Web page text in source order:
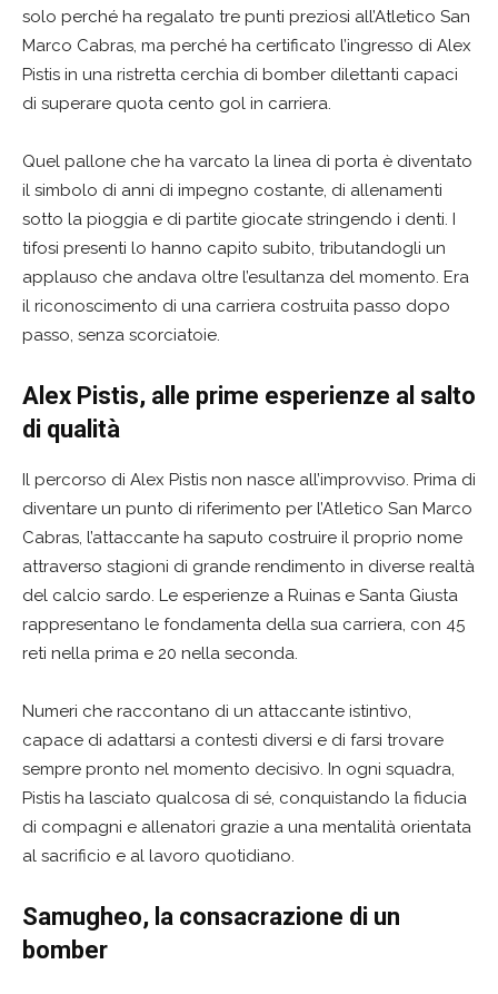
solo perché ha regalato tre punti preziosi all’Atletico San
Marco Cabras, ma perché ha certificato l’ingresso di Alex
Pistis in una ristretta cerchia di bomber dilettanti capaci
di superare quota cento gol in carriera.
Quel pallone che ha varcato la linea di porta è diventato
il simbolo di anni di impegno costante, di allenamenti
sotto la pioggia e di partite giocate stringendo i denti. I
tifosi presenti lo hanno capito subito, tributandogli un
applauso che andava oltre l’esultanza del momento. Era
il riconoscimento di una carriera costruita passo dopo
passo, senza scorciatoie.
Alex Pistis, alle prime esperienze al salto
di qualità
Il percorso di Alex Pistis non nasce all’improvviso. Prima di
diventare un punto di riferimento per l’Atletico San Marco
Cabras, l’attaccante ha saputo costruire il proprio nome
attraverso stagioni di grande rendimento in diverse realtà
del calcio sardo. Le esperienze a Ruinas e Santa Giusta
rappresentano le fondamenta della sua carriera, con 45
reti nella prima e 20 nella seconda.
Numeri che raccontano di un attaccante istintivo,
capace di adattarsi a contesti diversi e di farsi trovare
sempre pronto nel momento decisivo. In ogni squadra,
Pistis ha lasciato qualcosa di sé, conquistando la fiducia
di compagni e allenatori grazie a una mentalità orientata
al sacrificio e al lavoro quotidiano.
Samugheo, la consacrazione di un
bomber